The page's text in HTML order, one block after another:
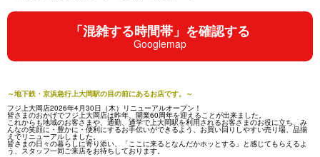
「混雑する時間帯」を確認する
Googlemap
～地下鉄・京浜急行上大岡駅の目の前にあるお店です。～
フジ上大岡店2026年4月30日（木）リニューアルオープン！
皆さまのおかげでフジ上大岡店は昨年、開業60周年を迎えることが出来ました。
これからも地域のお客さまや、通勤、通学で上大岡駅を利用されるお客さまのお役に立ち、み
んなの笑顔に・豊かに・便利にするお手伝いができるよう、お買い回りしやすい売り場、品揃
えでリニューアルしました。
皆さまの日々の暮らしに寄り添い、「ここに来るとなんだかホッとする」と感じてもらえるよ
う、スタッフ一同ご来店をお待ちしております。